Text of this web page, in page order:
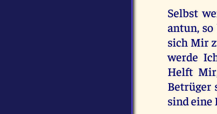
Selbst
antun,
sich Mir
werde
Helft
Betrüger
sind eine